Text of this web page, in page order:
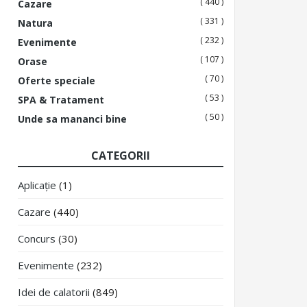
Cazare
Natura ( 331 )
Evenimente ( 232 )
Orase ( 107 )
Oferte speciale ( 70 )
SPA & Tratament ( 53 )
Unde sa mananci bine ( 50 )
CATEGORII
Aplicație (1)
Cazare (440)
Concurs (30)
Evenimente (232)
Idei de calatorii (849)